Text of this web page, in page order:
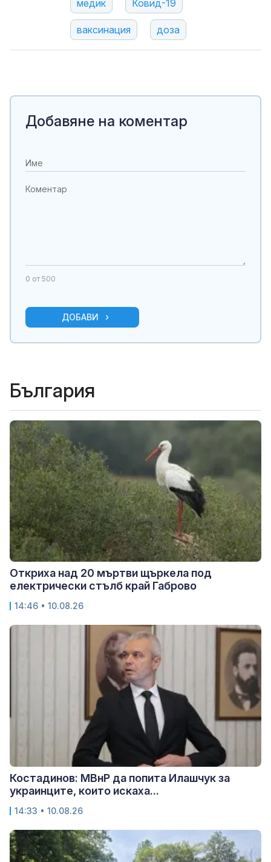
медик Ковид-19
ваксинация доза
Добавяне на коментар
0 от 500
ДОБАВИ
България
Откриха над 20 мъртви щъркела под
електрически стълб край Габрово
14:46 • 10.08.26
Костадинов: МВнР да попита Илашчук за
украинците, които искаха...
14:33 • 10.08.26